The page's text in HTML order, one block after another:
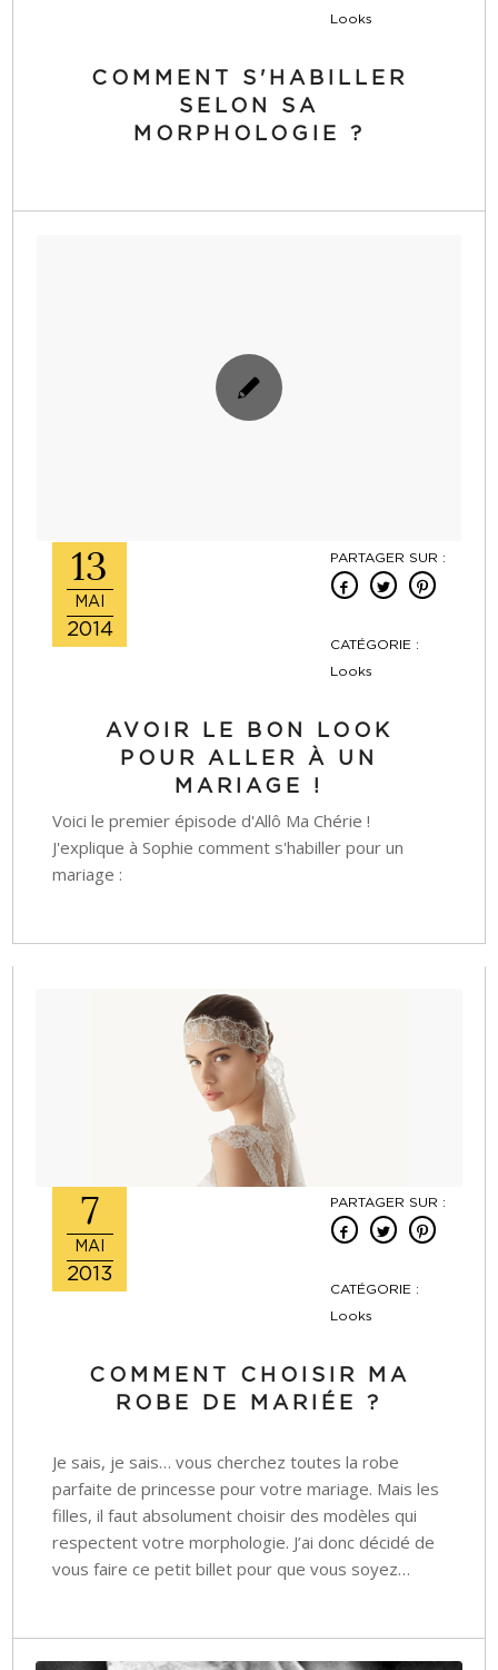
Looks
COMMENT S'HABILLER
SELON SA
MORPHOLOGIE ?
13
MAI
2014
PARTAGER SUR :
CATÉGORIE :
Looks
AVOIR LE BON LOOK
POUR ALLER À UN
MARIAGE !
Voici le premier épisode d'Allô Ma Chérie !
J'explique à Sophie comment s'habiller pour un
mariage :
7
MAI
2013
PARTAGER SUR :
CATÉGORIE :
Looks
COMMENT CHOISIR MA
ROBE DE MARIÉE ?
Je sais, je sais… vous cherchez toutes la robe
parfaite de princesse pour votre mariage. Mais les
filles, il faut absolument choisir des modèles qui
respectent votre morphologie. J’ai donc décidé de
vous faire ce petit billet pour que vous soyez…